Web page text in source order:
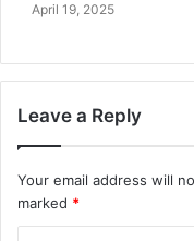
April 19, 2025
Leave a Reply
Your email address will
marked *